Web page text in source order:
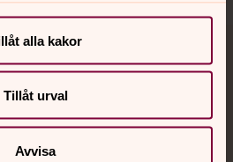
alla kakor
Tillåt urval
Avvisa
Prata eller chatta anonymt
och nätter.